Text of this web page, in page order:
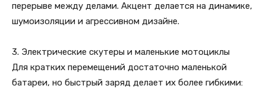
перерыве между делами. Акцент делается на динамике,
шумоизоляции и агрессивном дизайне.
3. Электрические скутеры и маленькие мотоциклы
Для кратких перемещений достаточно маленькой
батареи, но быстрый заряд делает их более гибкими: